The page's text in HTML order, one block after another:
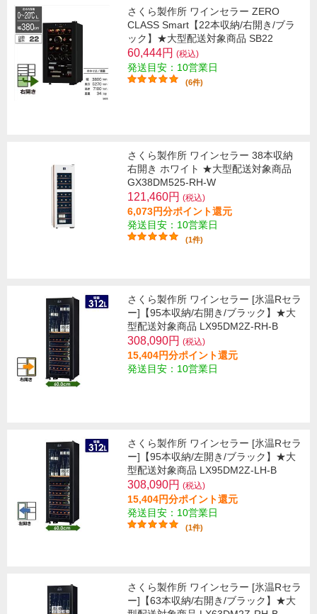
さくら製作所 ワインセラー ZERO
CLASS Smart【22本収納/右開き/ブラ
ック】★大型配送対象商品 SB22
60,444円 (税込)
発送目安：10営業日
(6件)
さくら製作所 ワインセラー 38本収納
右開き ホワイト ★大型配送対象商品
GX38DM525-RH-W
121,460円 (税込)
6,073円分ポイント還元
発送目安：10営業日
(1件)
さくら製作所 ワインセラー [氷温Rセラ
ー]【95本収納/右開き/ブラック】★大
型配送対象商品 LX95DM2Z-RH-B
308,090円 (税込)
15,404円分ポイント還元
発送目安：10営業日
さくら製作所 ワインセラー [氷温Rセラ
ー]【95本収納/左開き/ブラック】★大
型配送対象商品 LX95DM2Z-LH-B
308,090円 (税込)
15,404円分ポイント還元
発送目安：10営業日
(1件)
さくら製作所 ワインセラー [氷温Rセラ
ー]【63本収納/右開き/ブラック】★大